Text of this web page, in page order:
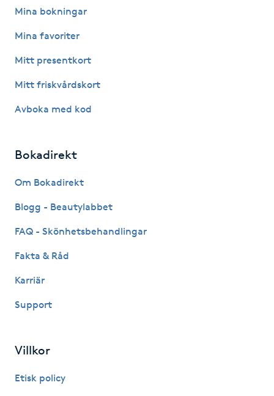
LPG-massage
Lymfmassage
Manikyr & Pedikyr
Massage
Medicinsk massage
Medium
Mina bokningar
Mina favoriter
Mitt presentkort
Mitt friskvårdskort
Avboka med kod
Bokadirekt
Om Bokadirekt
Blogg - Beautylabbet
FAQ - Skönhetsbehandlingar
Fakta & Råd
Karriär
Support
Villkor
Etisk policy